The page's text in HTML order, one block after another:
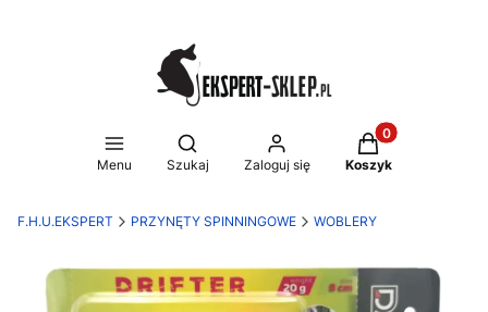
Menu
Otwórz wyszukiwarkę
Szukaj Zaloguj się
Produkty w
Koszyk
F.H.U.EKSPERT PRZYNĘTY SPINNINGOWE WOBLERY